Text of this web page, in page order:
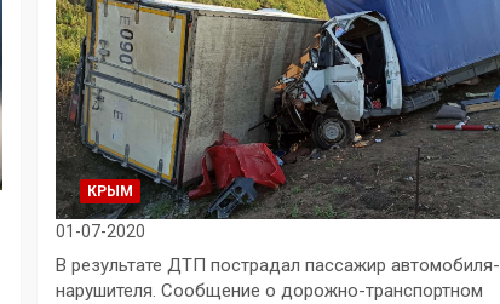
КРЫМ
01-07-2020
В результате ДТП пострадал пассажир автомобиля-
нарушителя. Сообщение о дорожно-транспортном